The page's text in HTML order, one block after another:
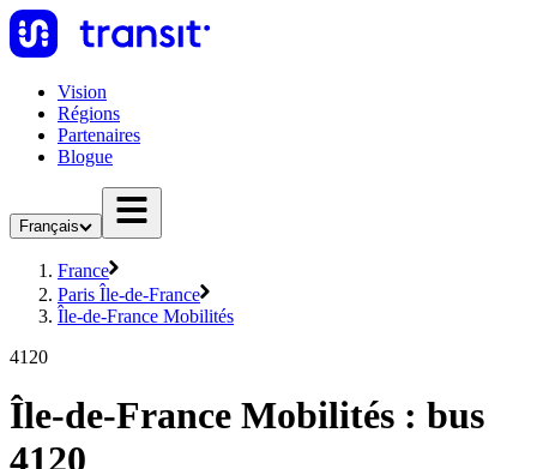
Vision
Régions
Partenaires
Blogue
Français
France
Paris Île-de-France
Île-de-France Mobilités
4120
Île-de-France Mobilités : bus
4120